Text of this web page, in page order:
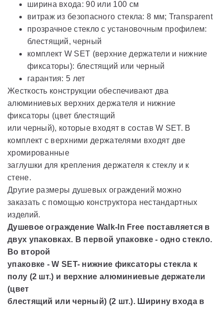
ширина входа: 90 или 100 см
витраж из безопасного стекла: 8 мм; Transparent
прозрачное стекло с установочным профилем:
блестящий, черный
комплект W SET (верхние держатели и нижние
фиксаторы): блестящий или черный
гарантия: 5 лет
Жесткость конструкции обеспечивают два
алюминиевых верхних держателя и нижние
фиксаторы (цвет блестящий
или черный), которые входят в состав W SET. В
комплект с верхними держателями входят две
хромированные
заглушки для крепления держателя к стеклу и к
стене.
Другие размеры душевых ограждений можно
заказать с помощью конструктора нестандартных
изделий.
Душевое ограждение Walk-In Free поставляется в
двух упаковках. В первой упаковке - одно стекло.
Во второй
упаковке - W SET- нижние фиксаторы стекла к
полу (2 шт.) и верхние алюминиевые держатели
(цвет
блестящий или черный) (2 шт.). Ширину входа в